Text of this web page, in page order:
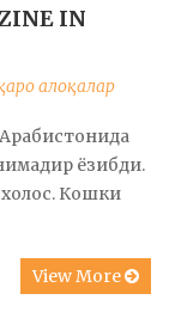
IN
алоқалар
ёзибди.
холос. Кошки
View More